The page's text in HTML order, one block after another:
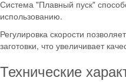
Система "Плавный пуск"
использованию.
Регулировка скорости
заготовки, что увеличивает
Технические